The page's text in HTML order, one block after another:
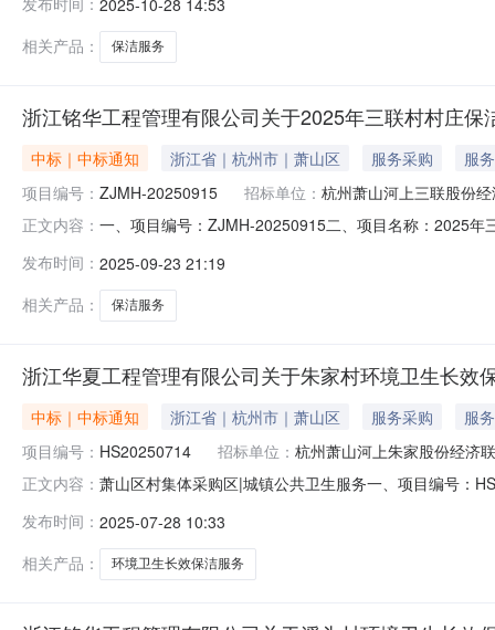
要标的信息服务类主要标的信息：序号标项名称标的名
相关产品：
保洁服务
浙江铭华工程管理有限公司关于2025年三联村村庄
中标｜中标通知 浙江省｜杭州市｜萧山区 服务采购
服务
项目编号： ZJMH-20250915 招标单位： 杭州萧山河上三联股份
正文内容： 一、项目编号：ZJMH-20250915二、项目名称：2025
项名称标的名称服务范围服务要求服务时间服务标准
发布时间： 2025-09-23 21:19
相关产品：
保洁服务
浙江华夏工程管理有限公司关于朱家村环境卫生长效
中标｜中标通知 浙江省｜杭州市｜萧山区 服务采购
服务
项目编号： HS20250714 招标单位： 杭州萧山河上朱家股份经济
正文内容： 萧山区村集体采购区|城镇公共卫生服务一、项目编号：
标的信息服务类主要标的信息：序号标项名称标的名称
采购文件详见采购文件详见
发布时间： 2025-07-28 10:33
相关产品：
环境卫生长效保洁服务